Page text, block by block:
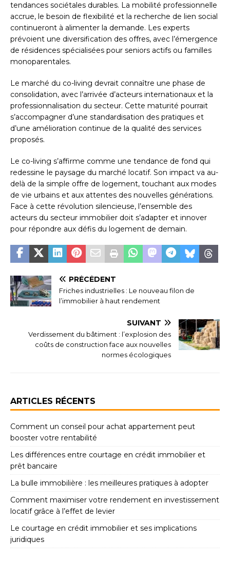
tendances sociétales durables. La mobilité professionnelle
accrue, le besoin de flexibilité et la recherche de lien social
continueront à alimenter la demande. Les experts
prévoient une diversification des offres, avec l’émergence
de résidences spécialisées pour seniors actifs ou familles
monoparentales.
Le marché du co-living devrait connaître une phase de
consolidation, avec l’arrivée d’acteurs internationaux et la
professionnalisation du secteur. Cette maturité pourrait
s’accompagner d’une standardisation des pratiques et
d’une amélioration continue de la qualité des services
proposés.
Le co-living s’affirme comme une tendance de fond qui
redessine le paysage du marché locatif. Son impact va au-
delà de la simple offre de logement, touchant aux modes
de vie urbains et aux attentes des nouvelles générations.
Face à cette révolution silencieuse, l’ensemble des
acteurs du secteur immobilier doit s’adapter et innover
pour répondre aux défis du logement de demain.
PRÉCÉDENT
Friches industrielles : Le nouveau filon de
l’immobilier à haut rendement
SUIVANT
Verdissement du bâtiment : l’explosion des
coûts de construction face aux nouvelles
normes écologiques
ARTICLES RÉCENTS
Comment un conseil pour achat appartement peut
booster votre rentabilité
Les différences entre courtage en crédit immobilier et
prêt bancaire
La bulle immobilière : les meilleures pratiques à adopter
Comment maximiser votre rendement en investissement
locatif grâce à l’effet de levier
Le courtage en crédit immobilier et ses implications
juridiques